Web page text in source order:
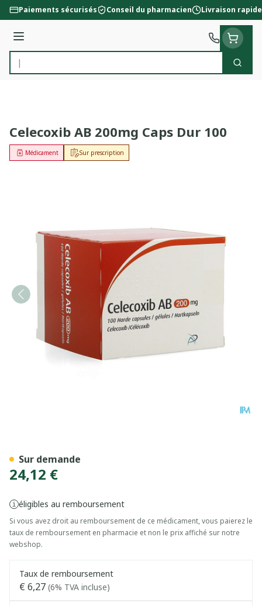
Aller au contenu
Paiements sécurisés Conseil du pharmacien Livraison rapide
Menu
Rechercher
Celecoxib AB 200mg Caps Dur 100
Sur prescription
Médicament
24,12 €
éligibles au remboursement
Si vous avez droit au remboursement de ce médicament, vous paierez le
taux de remboursement en pharmacie et non le prix affiché sur notre
webshop.
Taux de remboursement
€ 6,27 (6% TVA incluse)
Sur demande